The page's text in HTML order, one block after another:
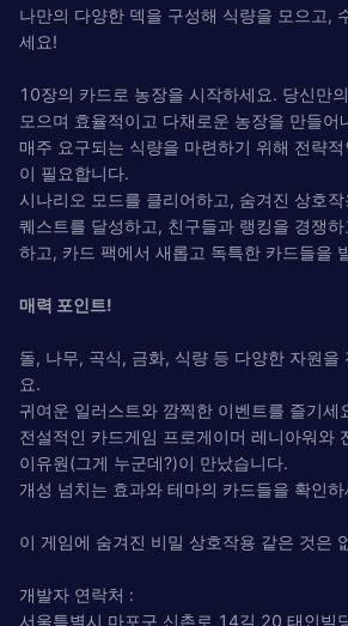
나만의 다양한 덱을 구성해 식량을 모으고,
세요!
10장의 카드로 농장을 시작하세요. 당신만
모으며 효율적이고 다채로운 농장을 만들어
매주 요구되는 식량을 마련하기 위해 전략
이 필요합니다.
시나리오 모드를 클리어하고, 숨겨진 상호
퀘스트를 달성하고, 친구들과 랭킹을 경쟁
하고, 카드 팩에서 새롭고 독특한 카드들을
매력 포인트!
돌, 나무, 곡식, 금화, 식량 등 다양한 자원을
요.
귀여운 일러스트와 깜찍한 이벤트를 즐기세
전설적인 카드게임 프로게이머 레니아워와
이유원(그게 누군데?)이 만났습니다.
개성 넘치는 효과와 테마의 카드들을 확인하
이 게임에 숨겨진 비밀 상호작용 같은 것은
개발자 연락처 :
서울특별시 마포구 신촌로 14길 20 태인빌